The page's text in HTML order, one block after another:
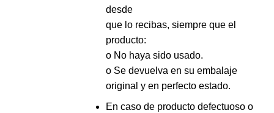
desde
que lo recibas, siempre que el
producto:
o No haya sido usado.
o Se devuelva en su embalaje
original y en perfecto estado.
En caso de producto defectuoso o